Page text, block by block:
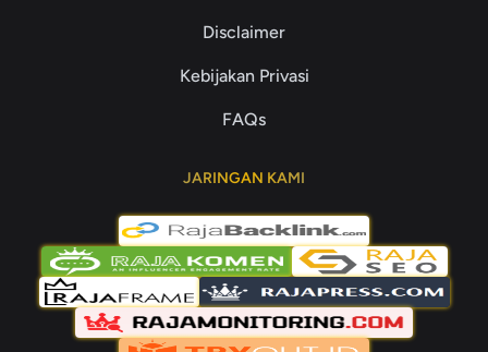
Disclaimer
Kebijakan Privasi
FAQs
JARINGAN KAMI